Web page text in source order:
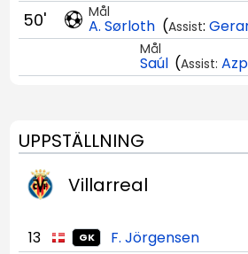
Mål
A. Sørloth (Assist:
50'
Mål
Saúl (Assist:
UPPSTÄLLNING
Villarreal
13 GK
F. Jörgensen